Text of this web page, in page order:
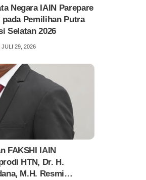
Negara IAIN Parepare
Pemilihan Putra
Selatan 2026
JULI 29, 2026
FAKSHI IAIN
HTN, Dr. H.
M.H. Resmi